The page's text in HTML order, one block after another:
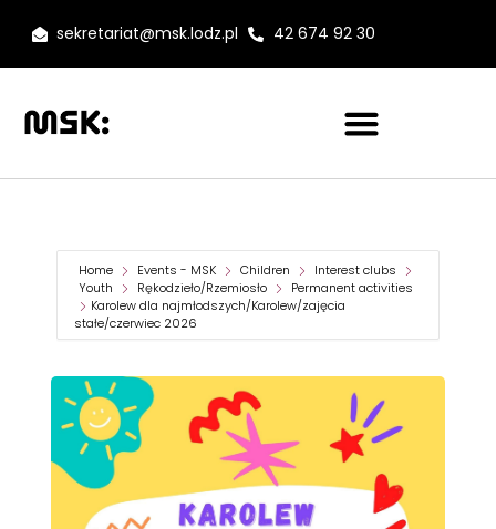
sekretariat@msk.lodz.pl 42 674 92 30
Home Events - MSK Children
Interest clubs
Youth
Rękodzieło/Rzemiosło
Permanent activities
Karolew dla najmłodszych/Karolew/zajęcia
stałe/czerwiec 2026